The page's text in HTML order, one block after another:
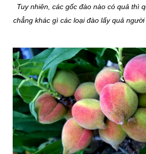
Tuy nhiên, các gốc đào nào có quả thì
chẳng khác gì các loại đào lấy quả